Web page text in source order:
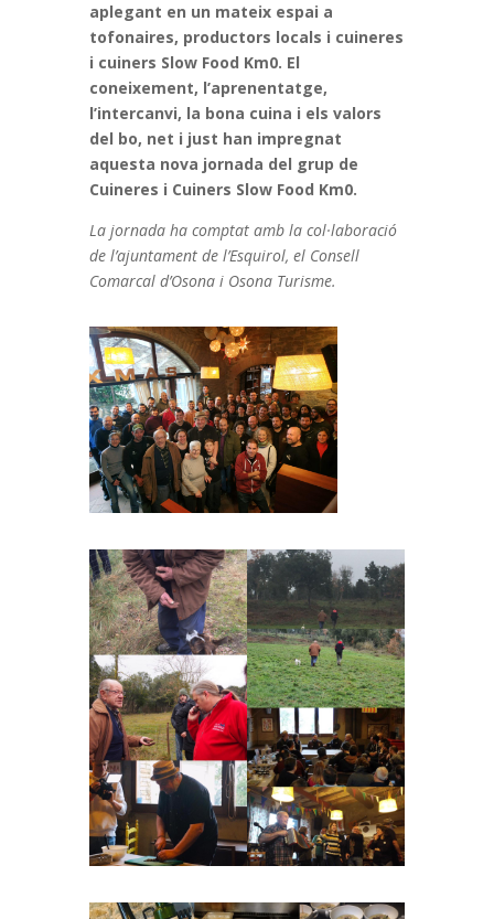
aplegant en un mateix espai a
tofonaires, productors locals i cuineres
i cuiners Slow Food Km0. El
coneixement, l’aprenentatge,
l’intercanvi, la bona cuina i els valors
del bo, net i just han impregnat
aquesta nova jornada del grup de
Cuineres i Cuiners Slow Food Km0.
La jornada ha comptat amb la col·laboració
de l’ajuntament de l’Esquirol, el Consell
Comarcal d’Osona i Osona Turisme.